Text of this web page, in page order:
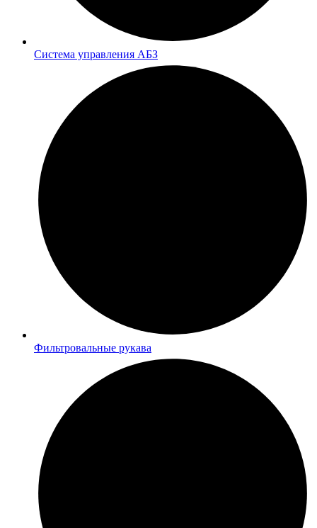
Система управления АБЗ
Фильтровальные рукава